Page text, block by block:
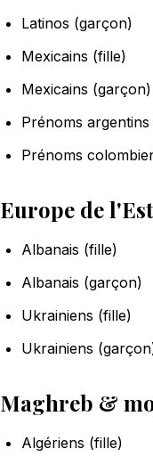
Latinos (garçon)
Mexicains (fille)
Mexicains (garçon)
Prénoms
Prénoms
Europe de
Albanais (fille)
Albanais (garçon)
Ukrainiens (fille)
Ukrainiens
Maghreb &
Algériens (fille)